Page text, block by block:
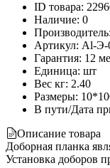
ID товара:
Наличие: 0
Производитель:
Артикул: Al-Э-
Гарантия: 12
Единица: шт
Вес кг: 2.40
Размеры:
В пути/Дата
Описание товара
Доборная планка
Установка доборов